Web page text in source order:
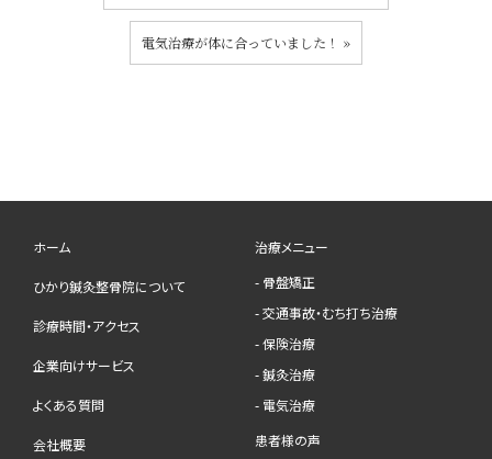
電気治療が体に合っていました！ »
ホーム
ひかり鍼灸整骨院について
診療時間・アクセス
企業向けサービス
よくある質問
会社概要
治療メニュー
- 骨盤矯正
- 交通事故・むち打ち治療
- 保険治療
- 鍼灸治療
- 電気治療
患者様の声